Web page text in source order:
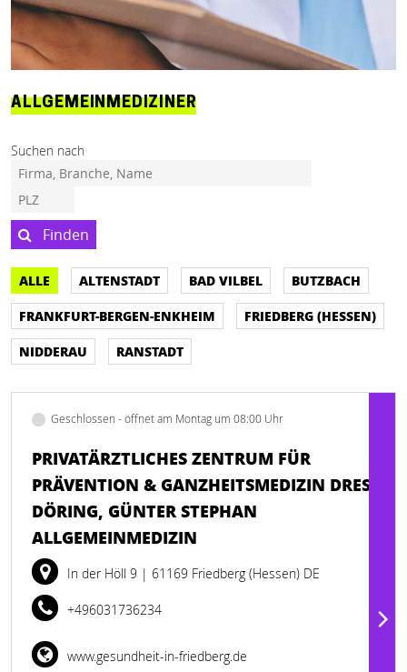
ALLGEMEINMEDIZINER
Suchen nach
Finden
ALLE ALTENSTADT BAD VILBEL
BUTZBACH
FRANKFURT-BERGEN-ENKHEIM
FRIEDBERG (HESSEN)
NIDDERAU
RANSTADT
Geschlossen - öffnet am Montag um 08:00 Uhr
PRIVATÄRZTLICHES ZENTRUM FÜR
PRÄVENTION & GANZHEITSMEDIZIN DRES.
DÖRING, GÜNTER STEPHAN
ALLGEMEINMEDIZIN
In der Höll 9 | 61169 Friedberg (Hessen) DE
+496031736234
www.gesundheit-in-friedberg.de